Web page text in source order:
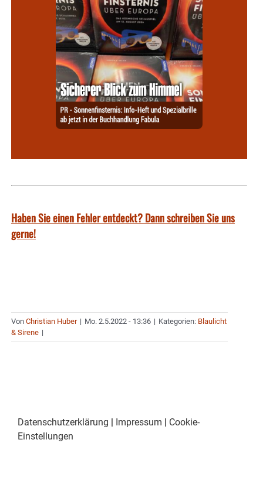
Haben Sie einen Fehler entdeckt? Dann schreiben Sie uns
gerne!
Von Christian Huber | Mo. 2.5.2022 - 13:36 | Kategorien: Blaulicht
& Sirene |
Datenschutzerklärung Impressum
Cookie-
Einstellungen